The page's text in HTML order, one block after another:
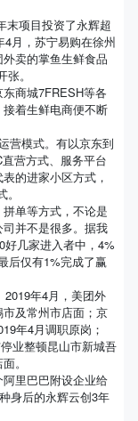
末项目投资了永辉超
月，苏宁易购在徐州
卖的掌鱼生鲜食品
。
商城7FRESH等各
着生鲜电商便不断
营模式。有以京东到
营方式、服务平台
的进家小区方式，
单等方式，不论是
并不是很多。据我
好几家进入者中，4%
后仅有1%完成了赢
年4月，美团外
及常州市店面；京
年4月调职原岗；
业整顿昆山市新城吾
。
里巴巴附设企业给
身后的永辉云创3年